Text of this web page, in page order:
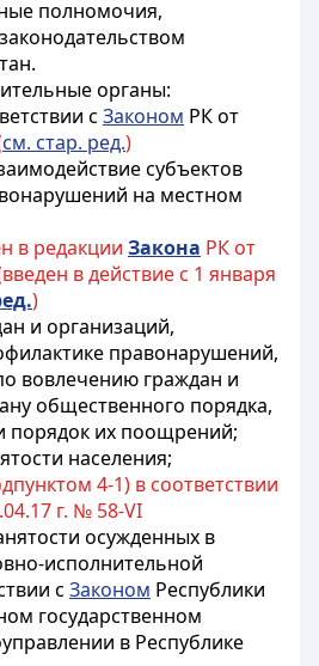
полномочия,
органы:
с Законом РК от
см. стар. ред.)
субъектов
на местном
в редакции Закона РК от
в действие с 1 января
)
и организаций,
правонарушений,
вовлечению граждан и
общественного порядка,
порядок их поощрений;
населения;
4-1) в соответствии
г. № 58-VI
осужденных в
исполнительной
с Законом Республики
государственном
в Республике